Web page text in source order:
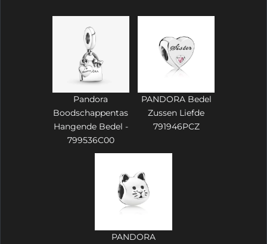
Pandora
Boodschappentas
Hangende Bedel -
799536C00
PANDORA Bedel
Zussen Liefde
791946PCZ
PANDORA